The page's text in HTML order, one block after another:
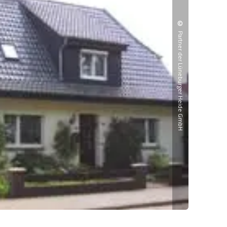
©
Partner der Lüneburger Heide GmbH